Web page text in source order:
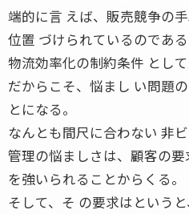
端的に言 えば、販売競争の
位置 づけられているのである
物流効率化の制約条件 とし
だからこそ、悩まし い問題
とになる。
なんとも間尺に合わない 非
管理の悩ましさは、顧客の
を強いられることからくる。
そして、そ の要求はという